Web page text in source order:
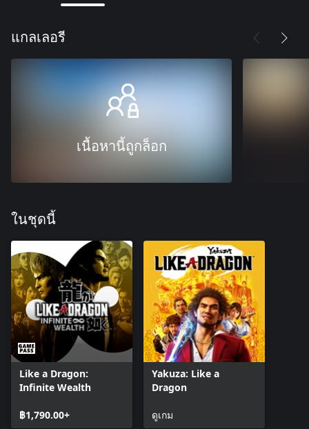
แกลเลอรี
เนื้อหานี้ถูกล็อก
ในชุดนี้
Like a Dragon:
Infinite Wealth
฿1,790.00+
Yakuza: Like a
Dragon
ดูเกม